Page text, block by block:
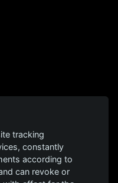
tracking
constantly
according to
can revoke or